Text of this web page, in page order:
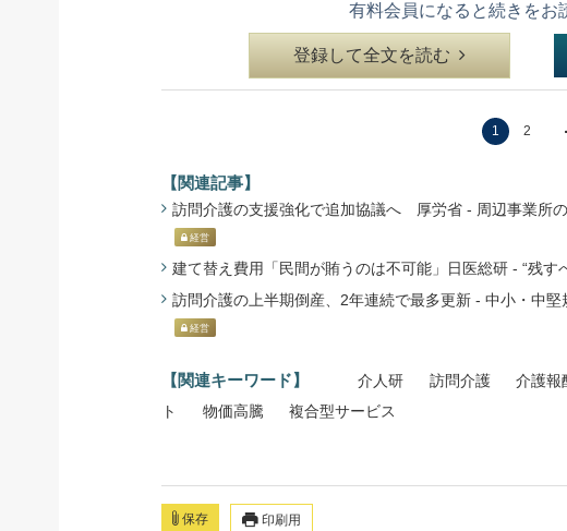
有料会員になると続きをお
登録して全文を読む
1 2
【関連記事】
訪問介護の支援強化で追加協議へ 厚労省 - 周辺事業所
経営
建て替え費用「民間が賄うのは不可能」日医総研 - “残
訪問介護の上半期倒産、2年連続で最多更新 - 中小・中
経営
【関連キーワード】 介人研 訪問介護 介護報
ト
物価高騰 複合型サービス
保存 印刷用